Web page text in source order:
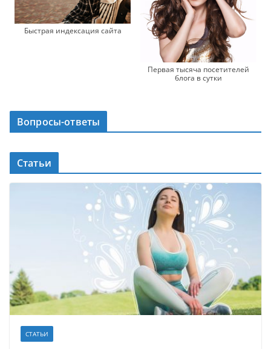
Быстрая индексация сайта
Первая тысяча посетителей
блога в сутки
Вопросы-ответы
Статьи
СТАТЬИ